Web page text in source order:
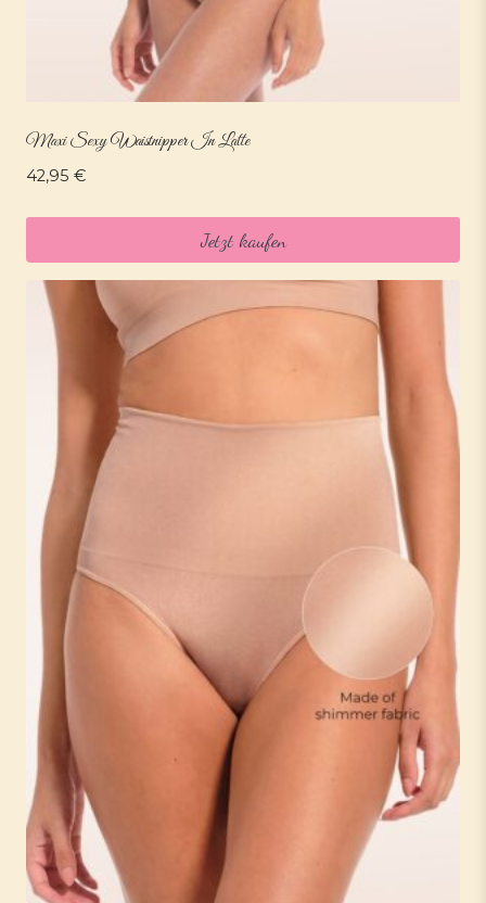
Maxi Sexy Waistnipper In Latte
42,95 €
Jetzt kaufen